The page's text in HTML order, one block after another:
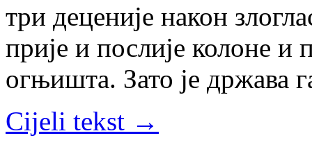
три деценије након
прије и послије колоне и
огњишта. Зато је држава
Cijeli tekst →